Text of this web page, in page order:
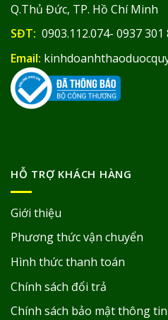
Q.Thủ Đức, TP. Hồ Chí Minh
SĐT: 0903.112.074- 0937 301
Email:
HỖ TRỢ KHÁCH HÀNG
Giới thiệu
Phương thức vận chuyển
Hình thức thanh toán
Chính sách đổi trả
Chính sách bảo mật thông tin